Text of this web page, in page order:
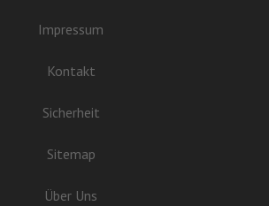
Impressum
Kontakt
Sicherheit
Sitemap
Über Uns